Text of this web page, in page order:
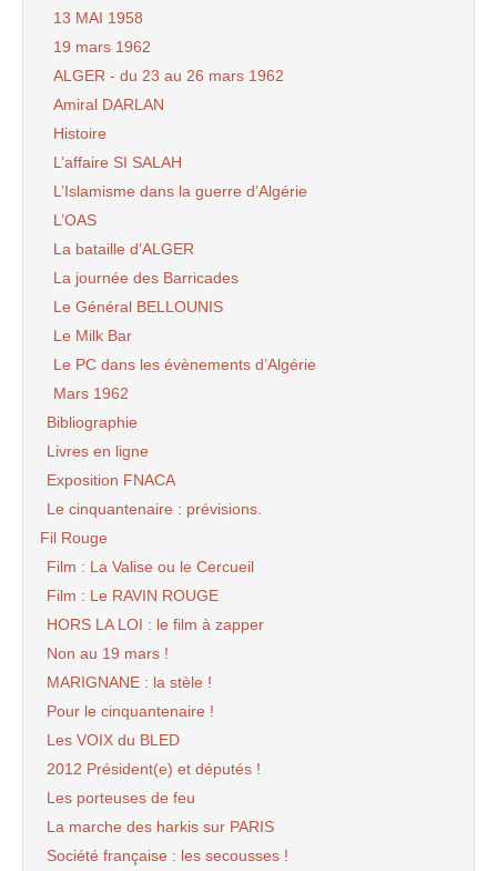
13 MAI 1958
19 mars 1962
ALGER - du 23 au 26 mars 1962
Amiral DARLAN
Histoire
L’affaire SI SALAH
L’Islamisme dans la guerre d’Algérie
L’OAS
La bataille d’ALGER
La journée des Barricades
Le Général BELLOUNIS
Le Milk Bar
Le PC dans les évènements d’Algérie
Mars 1962
Bibliographie
Livres en ligne
Exposition FNACA
Le cinquantenaire : prévisions.
Fil Rouge
Film : La Valise ou le Cercueil
Film : Le RAVIN ROUGE
HORS LA LOI : le film à zapper
Non au 19 mars !
MARIGNANE : la stèle !
Pour le cinquantenaire !
Les VOIX du BLED
2012 Président(e) et députés !
Les porteuses de feu
La marche des harkis sur PARIS
Société française : les secousses !